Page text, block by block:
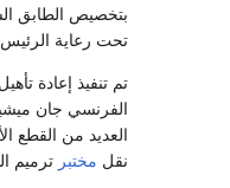
بتخصيص الطابق
تحت رعاية الرئيس
تم تنفيذ إعادة
الفرنسي جان
العديد من القطع
نقل مختبر ترميم